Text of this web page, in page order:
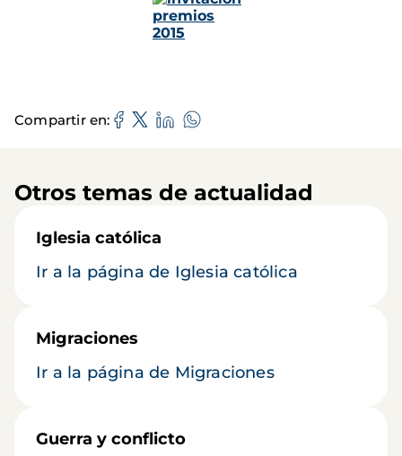
Compartir en
Otros temas de actualidad
Iglesia católica
Ir a la página de Iglesia católica
Migraciones
Ir a la página de Migraciones
Guerra y conflicto